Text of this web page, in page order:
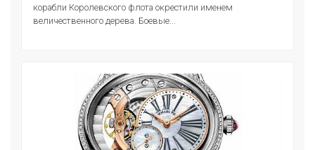
корабли Королевского флота окрестили именем
величественного дерева. Боевые...